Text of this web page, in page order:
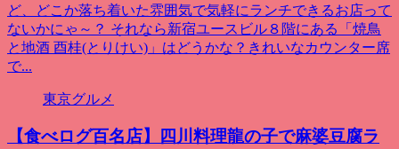
ど、どこか落ち着いた雰囲気で気軽にランチできるお店って
ないかにゃ～？ それなら新宿ユースビル８階にある「焼鳥
と地酒 酉桂(とりけい)」はどうかな？きれいなカウンター席
で...
東京グルメ
【食べログ百名店】四川料理龍の子で麻婆豆腐ラ